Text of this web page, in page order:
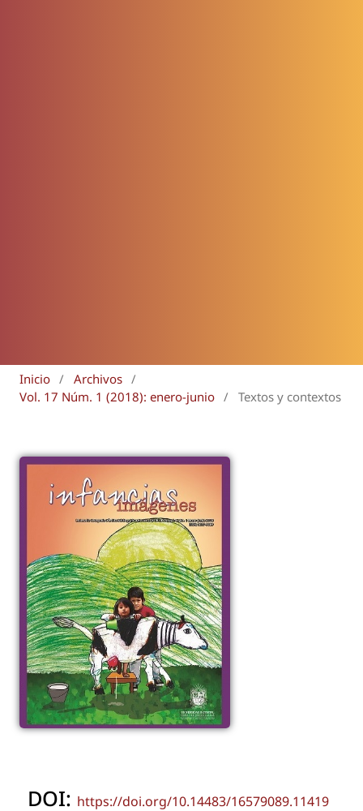
Inicio / Archivos /
Vol. 17 Núm. 1 (2018): enero-junio / Textos y contextos
DOI: https://doi.org/10.14483/16579089.11419